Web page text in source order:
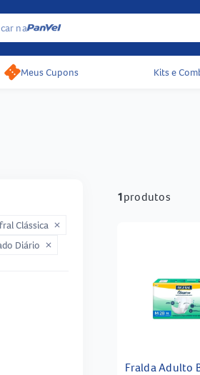
na
Meus Cupons Kits e
Clássica close
Diário close
1produtos
Fralda Adulto